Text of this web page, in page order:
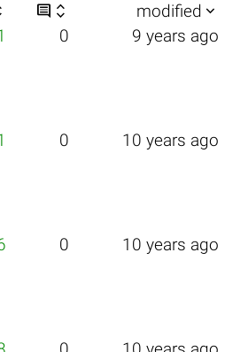
  modified 
0 9 years ago
0 10 years ago
0 10 years ago